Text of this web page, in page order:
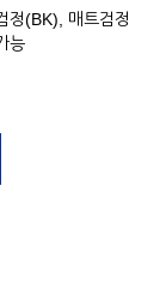
정(BK), 매트검정
능